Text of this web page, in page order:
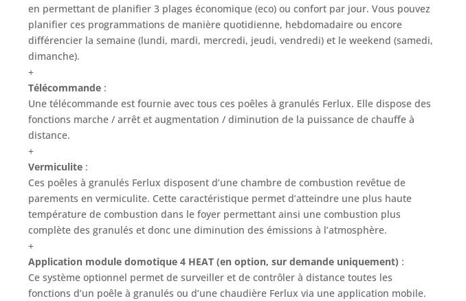
en permettant de planifier 3 plages économique (eco) ou confort par jour. Vous pouvez
planifier ces programmations de manière quotidienne, hebdomadaire ou encore
différencier la semaine (lundi, mardi, mercredi, jeudi, vendredi) et le weekend (samedi,
dimanche).
+
Télécommande :
Une télécommande est fournie avec tous ces poêles à granulés Ferlux. Elle dispose des
fonctions marche / arrêt et augmentation / diminution de la puissance de chauffe à
distance.
+
Vermiculite :
Ces poêles à granulés Ferlux disposent d’une chambre de combustion revêtue de
parements en vermiculite. Cette caractéristique permet d’atteindre une plus haute
température de combustion dans le foyer permettant ainsi une combustion plus
complète des granulés et donc une diminution des émissions à l’atmosphère.
+
Application module domotique 4 HEAT (en option, sur demande uniquement) :
Ce système optionnel permet de surveiller et de contrôler à distance toutes les
fonctions d’un poêle à granulés ou d’une chaudière Ferlux via une application mobile.